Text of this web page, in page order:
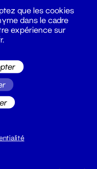
que les cookies
dans le cadre
expérience sur